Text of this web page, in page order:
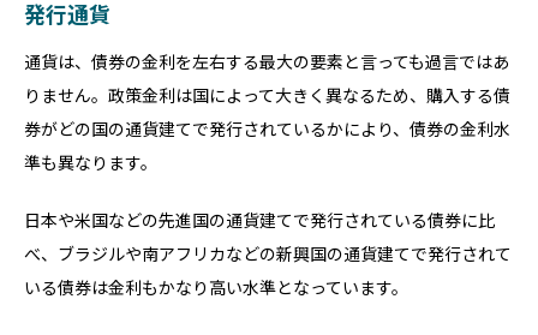
発行通貨
通貨は、債券の金利を左右する最大の要素と言っても過言ではあ
りません。政策金利は国によって大きく異なるため、購入する債
券がどの国の通貨建てで発行されているかにより、債券の金利水
準も異なります。
日本や米国などの先進国の通貨建てで発行されている債券に比
べ、ブラジルや南アフリカなどの新興国の通貨建てで発行されて
いる債券は金利もかなり高い水準となっています。